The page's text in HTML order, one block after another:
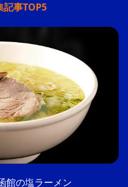
記事TOP5
館の塩ラーメン